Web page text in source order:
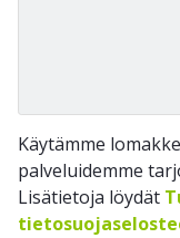
Käytämme
palveluidemme
Lisätietoja löydät